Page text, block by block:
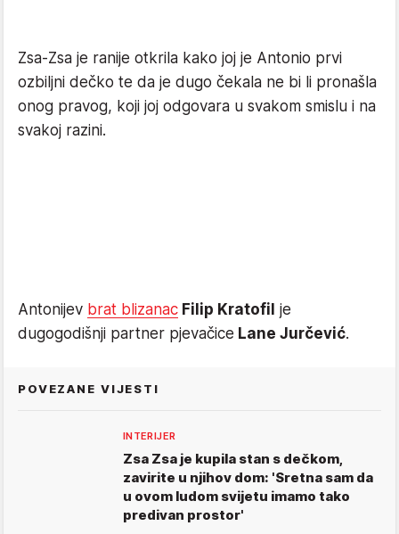
Zsa-Zsa je ranije otkrila kako joj je Antonio prvi
ozbiljni dečko te da je dugo čekala ne bi li pronašla
onog pravog, koji joj odgovara u svakom smislu i na
svakoj razini.
Antonijev brat blizanac Filip Kratofil je
dugogodišnji partner pjevačice Lane Jurčević.
POVEZANE VIJESTI
INTERIJER
Zsa Zsa je kupila stan s dečkom,
zavirite u njihov dom: 'Sretna sam da
u ovom ludom svijetu imamo tako
predivan prostor'